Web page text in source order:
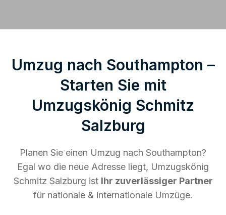
Umzug nach Southampton –
Starten Sie mit
Umzugskönig Schmitz
Salzburg
Planen Sie einen Umzug nach Southampton?
Egal wo die neue Adresse liegt, Umzugskönig
Schmitz Salzburg ist Ihr zuverlässiger Partner
für nationale & internationale Umzüge.